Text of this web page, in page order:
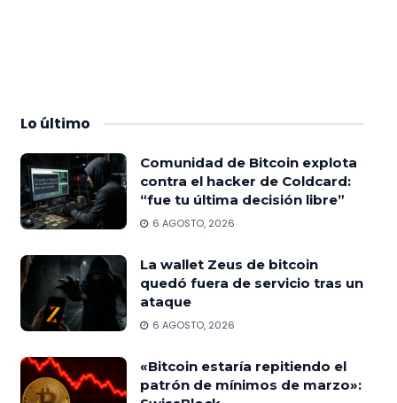
Lo último
Comunidad de Bitcoin explota
contra el hacker de Coldcard:
“fue tu última decisión libre”
6 AGOSTO, 2026
La wallet Zeus de bitcoin
quedó fuera de servicio tras un
ataque
6 AGOSTO, 2026
«Bitcoin estaría repitiendo el
patrón de mínimos de marzo»: